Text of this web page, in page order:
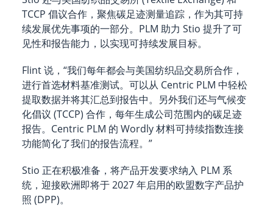
TCCP 倡议合作，聚焦碳足迹测量追踪，作为其可持
续发展优先事项的一部分。PLM 助力 Stio 提升了可
见性和报告能力，以实现可持续发展目标。
Flint 说，“我们每年都会与美国纺织品交易所合作，
进行首选材料基准测试。可以从 Centric PLM 中轻松
提取数据并将其汇总到报告中。另外我们还与气候变
化倡议 (TCCP) 合作，每年生成公司范围内的碳足迹
报告。Centric PLM 的 Wordly 材料可持续指数连接
功能简化了我们的报告流程。”
Stio 正在积极准备，将产品开发要求纳入 PLM 系
统，迎接欧洲即将于 2027 年启用的欧盟数字产品护
照 (DPP)。